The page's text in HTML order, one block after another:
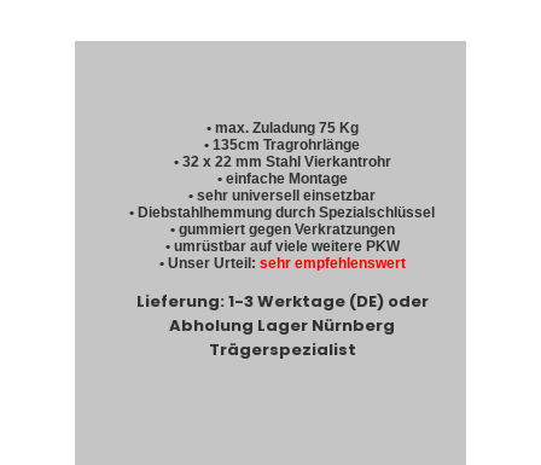
• max. Zuladung 75 Kg
• 135cm Tragrohrlänge
• 32 x 22 mm Stahl Vierkantrohr
• einfache Montage
• sehr universell einsetzbar
• Diebstahlhemmung durch Spezialschlüssel
• gummiert gegen Verkratzungen
• umrüstbar auf viele weitere PKW
• Unser Urteil: sehr empfehlenswert
Lieferung: 1-3 Werktage (DE) oder
Abholung Lager Nürnberg
Trägerspezialist